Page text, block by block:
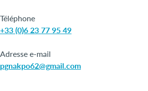
Téléphone
+33 (0)6 23 77 95 49
Adresse e-mail
pgnakpo62@gmail.com